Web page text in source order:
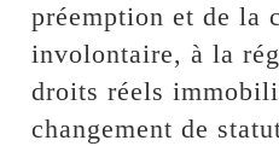
préemption et de la
involontaire, à la
droits réels
changement de